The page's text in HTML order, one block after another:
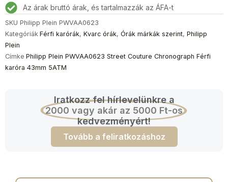
mennyiségAz árak bruttó árak, és tartalmazzák az ÁFA-t
SKU Philipp Plein PWVAA0623
Kategóriák Férfi karórák, Kvarc órák, Órák márkák szerint, Philipp
Plein
Címke Philipp Plein PWVAA0623 Street Couture Chronograph Férfi
karóra 43mm 5ATM
Iratkozz fel hírlevelünkre a
2000 vagy akár az 5000 Ft-os
kedvezményért!
Tovább a feliratkozáshoz